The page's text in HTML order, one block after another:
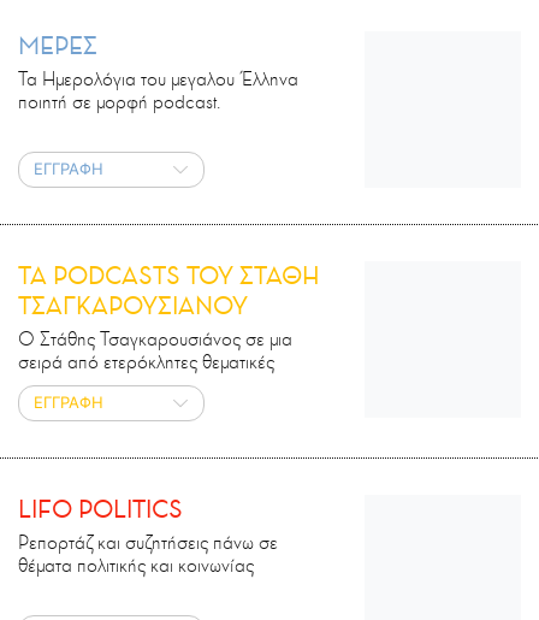
ΜΕΡΕΣ
Τα Ημερολόγια του μεγαλου Έλληνα
ποιητή σε μορφή podcast.
ΕΓΓΡΑΦΗ
ΤΑ PODCASTS ΤΟΥ ΣΤΑΘΗ
ΤΣΑΓΚΑΡΟΥΣΙΑΝΟΥ
Ο Στάθης Τσαγκαρουσιάνος σε μια
σειρά από ετερόκλητες θεματικές
ΕΓΓΡΑΦΗ
LIFO POLITICS
Ρεπορτάζ και συζητήσεις πάνω σε
θέματα πολιτικής και κοινωνίας